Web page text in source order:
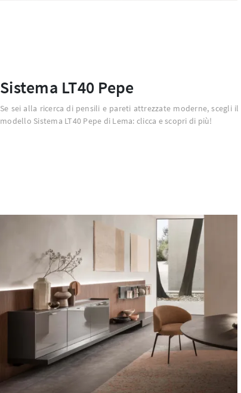
Sistema LT40 Pepe
Se sei alla ricerca di pensili e pareti attrezzate moderne, scegli il
modello Sistema LT40 Pepe di Lema: clicca e scopri di più!